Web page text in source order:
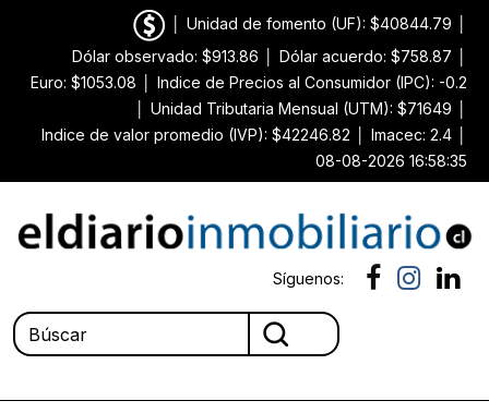
Unidad de fomento (UF): $40844.79
Dólar observado: $913.86
Dólar acuerdo: $758.87
Euro: $1053.08
Indice de Precios al Consumidor (IPC): -0.2
Unidad Tributaria Mensual (UTM): $71649
Indice de valor promedio (IVP): $42246.82
Imacec: 2.4
08-08-2026 16:58:35
Síguenos: